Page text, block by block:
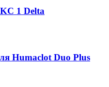
1 Delta
Humaclot Duo Plus